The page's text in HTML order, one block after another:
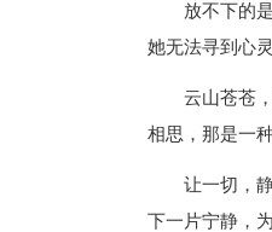
放不下的
她无法寻到心
云山苍苍
相思，那是一
让一切，
下一片宁静，